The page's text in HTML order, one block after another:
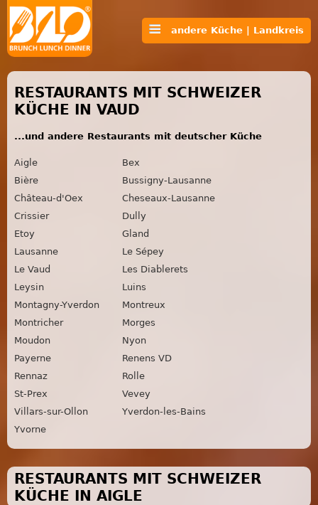
andere Küche | Landkreis
RESTAURANTS MIT SCHWEIZER
KÜCHE IN VAUD
...und andere Restaurants mit deutscher Küche
Aigle
Bex
Bière
Bussigny-Lausanne
Château-d'Oex
Cheseaux-Lausanne
Crissier
Dully
Etoy
Gland
Lausanne
Le Sépey
Le Vaud
Les Diablerets
Leysin
Luins
Montagny-Yverdon
Montreux
Montricher
Morges
Moudon
Nyon
Payerne
Renens VD
Rennaz
Rolle
St-Prex
Vevey
Villars-sur-Ollon
Yverdon-les-Bains
Yvorne
RESTAURANTS MIT SCHWEIZER
KÜCHE IN AIGLE